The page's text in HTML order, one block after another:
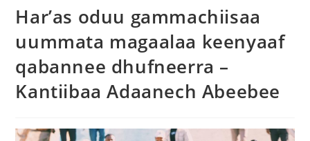
Har’as oduu gammachiisaa
uummata magaalaa keenyaaf
qabannee dhufneerra –
Kantiibaa Adaanech Abeebee